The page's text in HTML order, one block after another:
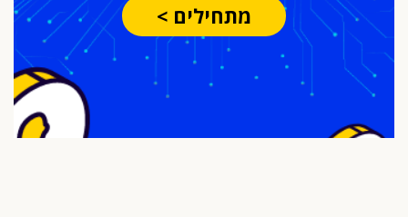
מתחילים >